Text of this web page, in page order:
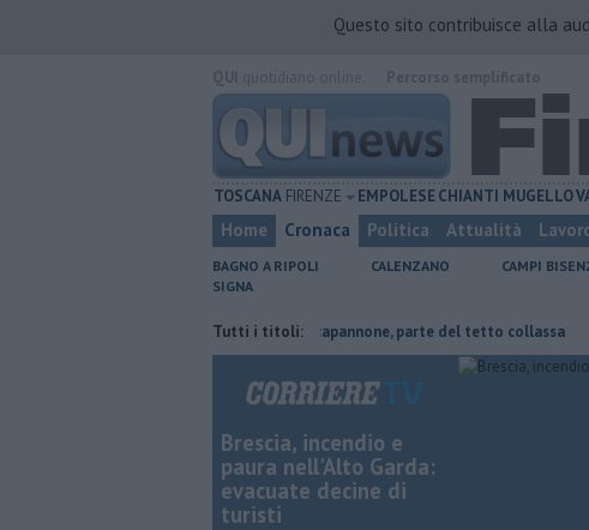
Questo sito contribuisce alla
TOSCANA FIRENZE EMPOLESECHIANTI MUGELLO
Home Cronaca Politica Attualità
BAGNO A RIPOLI CALENZANO CAMPI
SIGNA
Tutti i titoli:
Incendio devasta un capannone, parte del tetto collassa Il
Brescia, incendio e
paura nell'Alto Garda:
evacuate decine di
turisti